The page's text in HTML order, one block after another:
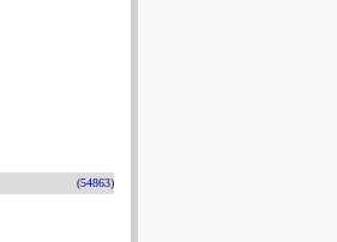
(54863)